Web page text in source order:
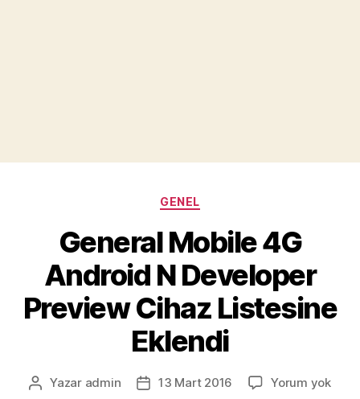
Kategoriler
GENEL
General Mobile 4G
Android N Developer
Preview Cihaz Listesine
Eklendi
Yazının
Yazar admin
Yazı13 Mart 2016 Yorum yok